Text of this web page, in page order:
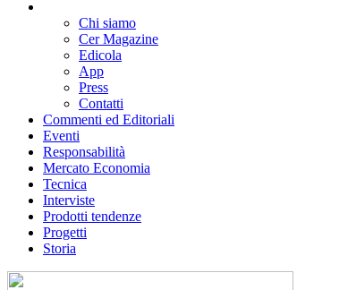
Chi siamo
Cer Magazine
Edicola
App
Press
Contatti
Commenti ed Editoriali
Eventi
Responsabilità
Mercato Economia
Tecnica
Interviste
Prodotti tendenze
Progetti
Storia